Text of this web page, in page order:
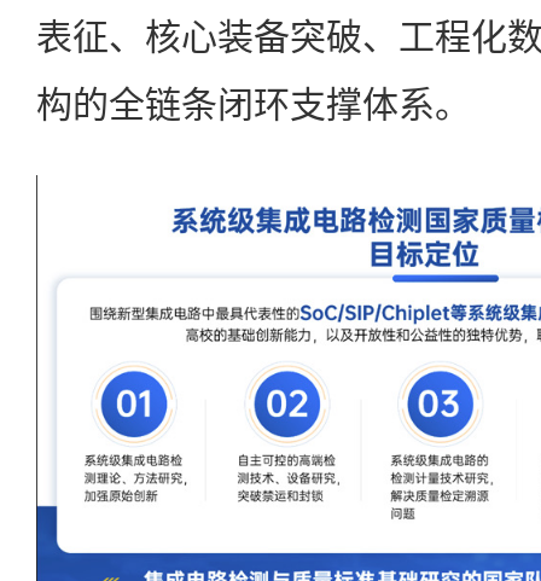
表征、核心装备突破、工程化
构的全链条闭环支撑体系。